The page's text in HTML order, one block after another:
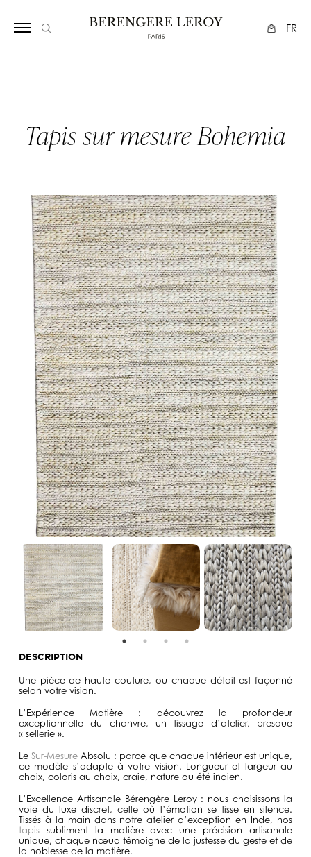
FR
Tapis sur mesure Bohemia
DESCRIPTION
Une pièce de haute couture, ou chaque détail est façonné
selon votre vision.
L’Expérience Matière : découvrez la profondeur
exceptionnelle du chanvre, un tissage d’atelier, presque
« sellerie ».
LeSur-Mesure Absolu : parce que chaque intérieur est unique,
ce modèle s’adapte à votre vision. Longueur et largeur au
choix, coloris au choix, craie, nature ou été indien.
L’Excellence Artisanale Bérengère Leroy : nous choisissons la
voie du luxe discret, celle où l’émotion se tisse en silence.
Tissés à la main dans notre atelier d’exception en Inde, nos
tapis subliment la matière avec une précision artisanale
unique, chaque nœud témoigne de la justesse du geste et de
la noblesse de la matière.